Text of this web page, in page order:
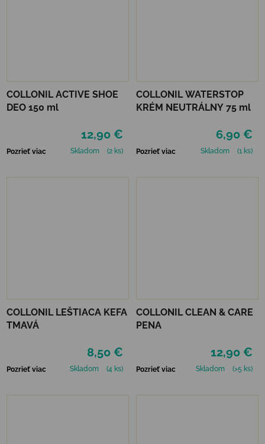
COLLONIL ACTIVE SHOE
DEO 150 ml
12,90 €
Pozrieť viac Skladom (2 ks)
COLLONIL WATERSTOP
KRÉM NEUTRÁLNY 75 ml
6,90 €
Pozrieť viac Skladom (1 ks)
COLLONIL LEŠTIACA KEFA
TMAVÁ
8,50 €
Pozrieť viac Skladom (4 ks)
COLLONIL CLEAN & CARE
PENA
12,90 €
Pozrieť viac Skladom (>5 ks)